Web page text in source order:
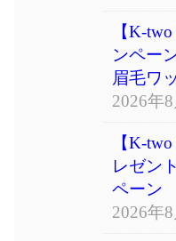
【K-
ンペー
眉毛ワ
2026年
【K-
レゼン
ペーン
2026年